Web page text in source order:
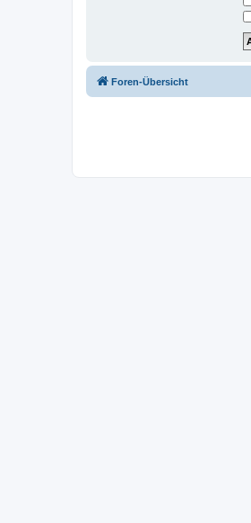
Foren-Übersicht